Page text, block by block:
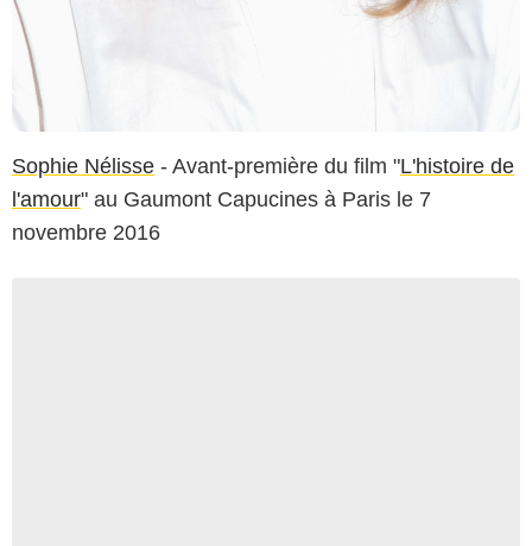
Sophie Nélisse - Avant-première du film "L'histoire de
l'amour" au Gaumont Capucines à Paris le 7
novembre 2016